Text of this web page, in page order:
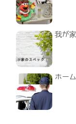
我が
ホー